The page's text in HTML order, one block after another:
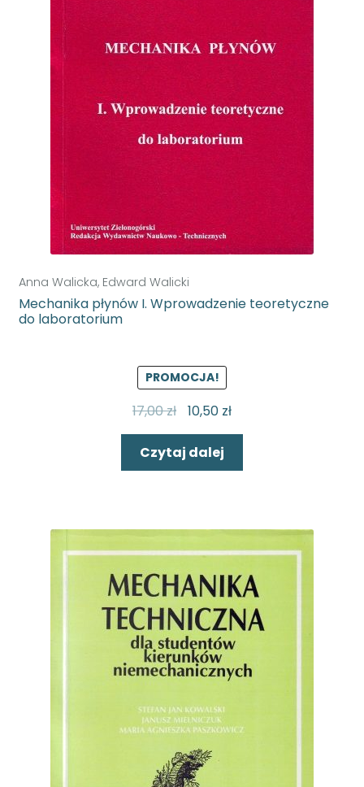
Anna Walicka, Edward Walicki
Mechanika płynów I. Wprowadzenie teoretyczne
do laboratorium
PROMOCJA!
17,00zł 10,50 zł
Czytaj dalej